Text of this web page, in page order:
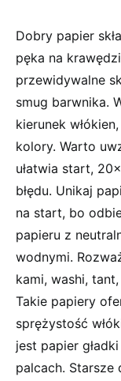
Dobry papier
pęka na
przewidywalne
smug barwnika.
kierunek
kolory. Warto
ułatwia start,
błędu. Unikaj
na start, bo
papieru z
wodnymi.
kami, washi,
Takie papiery
sprężystość
jest papier
palcach. Starsze